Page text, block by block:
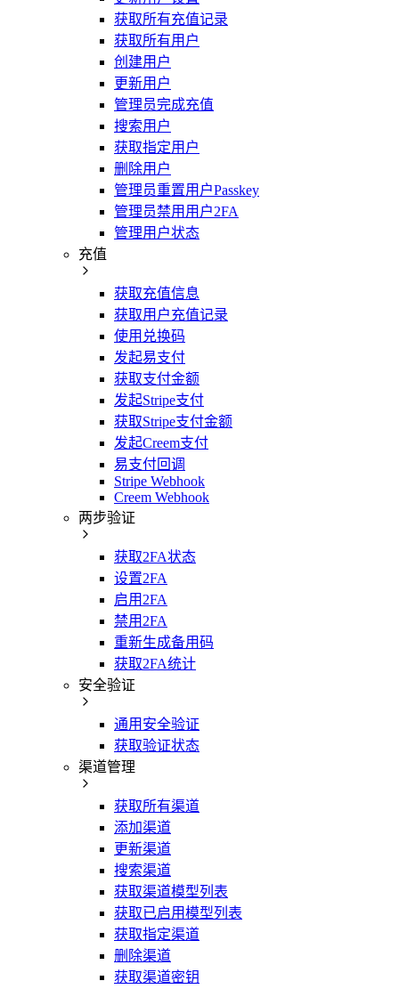
获取所有充值记录
获取所有用户
创建用户
更新用户
管理员完成充值
搜索用户
获取指定用户
删除用户
管理员重置用户Passkey
管理员禁用用户2FA
管理用户状态
充值
获取充值信息
获取用户充值记录
使用兑换码
发起易支付
获取支付金额
发起Stripe支付
获取Stripe支付金额
发起Creem支付
易支付回调
Stripe Webhook
Creem Webhook
两步验证
获取2FA状态
设置2FA
启用2FA
禁用2FA
重新生成备用码
获取2FA统计
安全验证
通用安全验证
获取验证状态
渠道管理
获取所有渠道
添加渠道
更新渠道
搜索渠道
获取渠道模型列表
获取已启用模型列表
获取指定渠道
删除渠道
获取渠道密钥